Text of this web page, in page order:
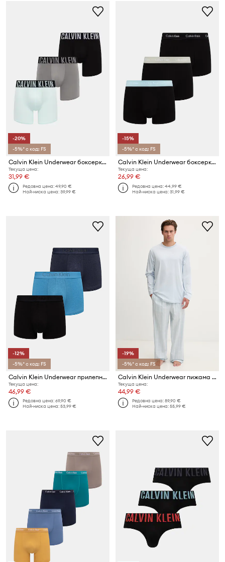
-20%
-5%* с код: FS
Calvin Klein Underwear боксерки мъжки 3 броя
Текуща цена:
31,99 €
Редовна цена:49,90 €
Най-ниска цена:39,99 €
-15%
-5%* с код: FS
Calvin Klein Underwear боксерки мъжки от памук с еластан 3 броя
Текуща цена:
26,99 €
Редовна цена:44,99 €
Най-ниска цена:31,99 €
-12%
-5%* с код: FS
Calvin Klein Underwear прилепнали мъжки боксерки 3 броя
Текуща цена:
46,99 €
Редовна цена:69,90 €
Най-ниска цена:53,99 €
-19%
-5%* с код: FS
Calvin Klein Underwear пижама от две части мъжка от памук
Текуща цена:
44,99 €
Редовна цена:89,90 €
Най-ниска цена:55,99 €